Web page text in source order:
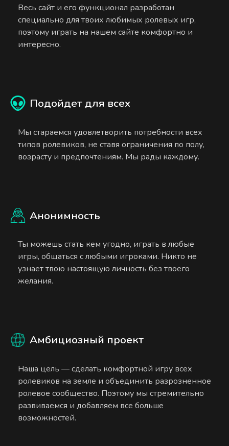
Весь сайт и его функционал разработан
специально для твоих любимых ролевых игр,
поэтому играть на нашем сайте комфортно и
интересно.
Подойдет для всех
Мы стараемся удовлетворить потребности всех
типов ролевиков, не ставя ограничения по полу,
возрасту и предпочтениям. Мы рады каждому.
Анонимность
Ты можешь стать кем угодно, играть в любые
игры, общаться с любыми игроками. Никто не
узнает твою настоящую личность без твоего
желания.
Амбициозный проект
Наша цель — сделать комфортной игру всех
ролевиков на земле и объединить разрозненное
ролевое сообщество. Поэтому мы стремительно
развиваемся и добавляем все больше
возможностей.